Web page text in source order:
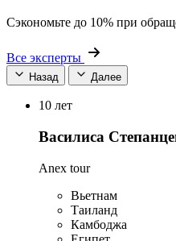
Сэкономьте до 10% при
Все эксперты
Назад Далее
10 лет
Василиса
Anex tour
Вьетнам
Таиланд
Камбоджа